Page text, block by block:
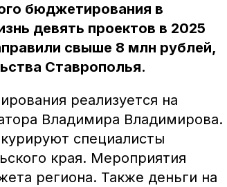
бюджетирования в
девять проектов в 2025
свыше 8 млн рублей,
Ставрополья.
реализуется на
Владимира Владимирова.
специалисты
края. Мероприятия
региона. Также деньги на